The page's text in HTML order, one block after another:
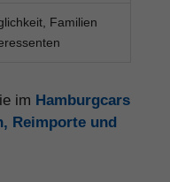
Familien
im Hamburgcars
Reimporte und